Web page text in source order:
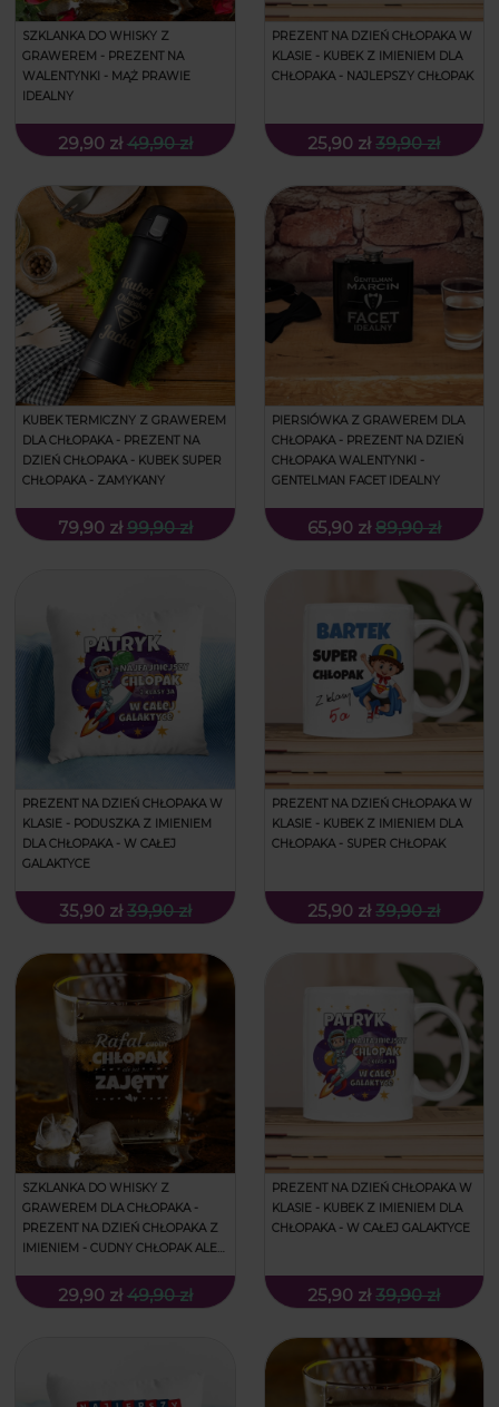
SZKLANKA DO WHISKY Z
GRAWEREM - PREZENT NA
WALENTYNKI - MĄŻ PRAWIE
IDEALNY
29,90 zł 49,90 zł
PREZENT NA DZIEŃ CHŁOPAKA W
KLASIE - KUBEK Z IMIENIEM DLA
CHŁOPAKA - NAJLEPSZY CHŁOPAK
25,90 zł 39,90 zł
KUBEK TERMICZNY Z GRAWEREM
DLA CHŁOPAKA - PREZENT NA
DZIEŃ CHŁOPAKA - KUBEK SUPER
CHŁOPAKA - ZAMYKANY
79,90 zł 99,90 zł
PIERSIÓWKA Z GRAWEREM DLA
CHŁOPAKA - PREZENT NA DZIEŃ
CHŁOPAKA WALENTYNKI -
GENTELMAN FACET IDEALNY
65,90 zł 89,90 zł
PREZENT NA DZIEŃ CHŁOPAKA W
KLASIE - PODUSZKA Z IMIENIEM
DLA CHŁOPAKA - W CAŁEJ
GALAKTYCE
35,90 zł 39,90 zł
PREZENT NA DZIEŃ CHŁOPAKA W
KLASIE - KUBEK Z IMIENIEM DLA
CHŁOPAKA - SUPER CHŁOPAK
25,90 zł 39,90 zł
SZKLANKA DO WHISKY Z
GRAWEREM DLA CHŁOPAKA -
PREZENT NA DZIEŃ CHŁOPAKA Z
IMIENIEM - CUDNY CHŁOPAK ALE
29,90 zł 49,90 zł
PREZENT NA DZIEŃ CHŁOPAKA W
KLASIE - KUBEK Z IMIENIEM DLA
CHŁOPAKA - W CAŁEJ GALAKTYCE
25,90 zł 39,90 zł